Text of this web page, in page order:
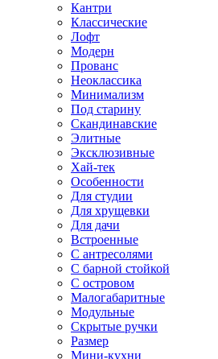
Кантри
Классические
Лофт
Модерн
Прованс
Неоклассика
Минимализм
Под старину
Скандинавские
Элитные
Эксклюзивные
Хай-тек
Особенности
Для студии
Для хрущевки
Для дачи
Встроенные
С антресолями
С барной стойкой
С островом
Малогабаритные
Модульные
Скрытые ручки
Размер
Мини-кухни